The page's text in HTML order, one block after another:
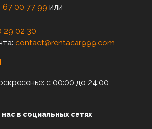
67 00 77 99 или
29 02 30
contact@rentacar999.com
с 00:00 до 24:00
в социальных сетях